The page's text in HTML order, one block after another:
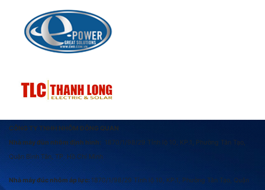
CÔNG TY TNHH NHÔM ĐÔNG QUAN
Nhà máy đùn nhôm định hình: 1870/1/98/29 Tỉnh lộ 10, KP.1, Phường Tân Tạo,
Quận Bình Tân, TP. Hồ Chí Minh
Nhà máy đúc nhôm áp lực: 1870/1/98/29 Tỉnh lộ 10, KP.1, Phường Tân Tạo, Quận